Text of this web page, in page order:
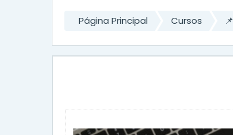
Página Principal Cursos